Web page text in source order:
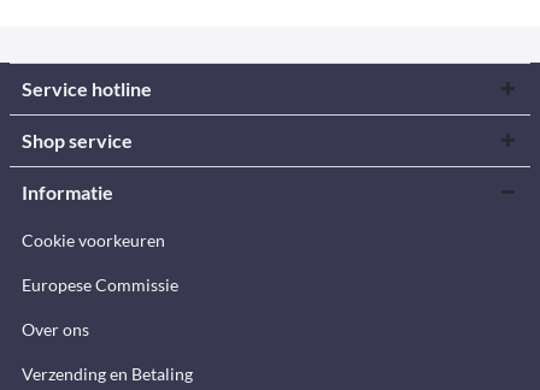
Service hotline
Shop service
Informatie
Cookie voorkeuren
Europese Commissie
Over ons
Verzending en Betaling